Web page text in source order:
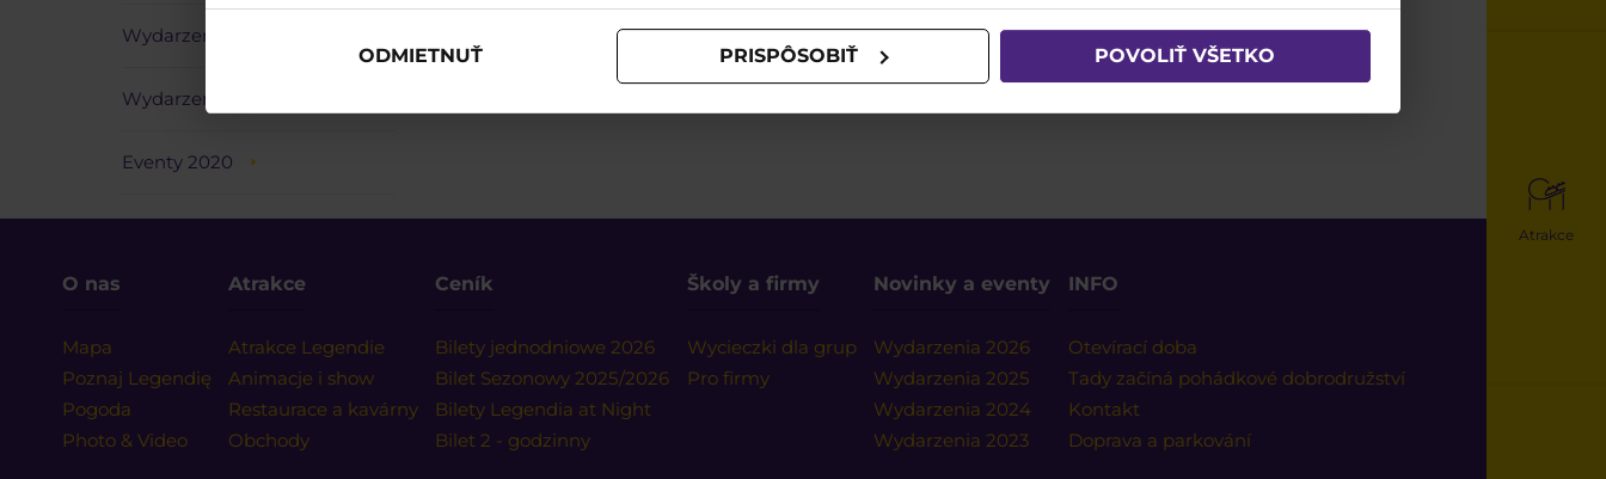
ODMIETNUŤ PRISPÔSOBIŤ POVOLIŤ VŠETKO
Atrakce
Wydarzenia 2022
Wydarzenia 2021
Eventy 2020
O nas
Mapa
Poznaj Legendię
Pogoda
Photo & Video
Atrakce
Atrakce Legendie
Animacje i show
Restaurace a kavárny
Obchody
Ceník
Bilety jednodniowe 2026
Bilet Sezonowy 2025/2026
Bilety Legendia at Night
Bilet 2 - godzinny
Školy a firmy
Wycieczki dla grup
Pro firmy
Novinky a eventy
Wydarzenia 2026
Wydarzenia 2025
Wydarzenia 2024
Wydarzenia 2023
INFO
Otevírací doba
Tady začíná pohádkové dobrodružství
Kontakt
Doprava a parkování